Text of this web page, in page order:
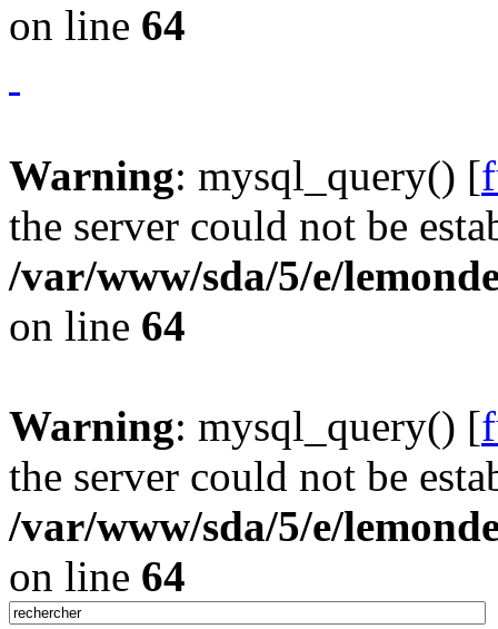
on line 64
Warning: mysql_query() [
the server could not be
/var/www/sda/5/e/
on line 64
Warning: mysql_query() [
the server could not be
/var/www/sda/5/e/
on line 64